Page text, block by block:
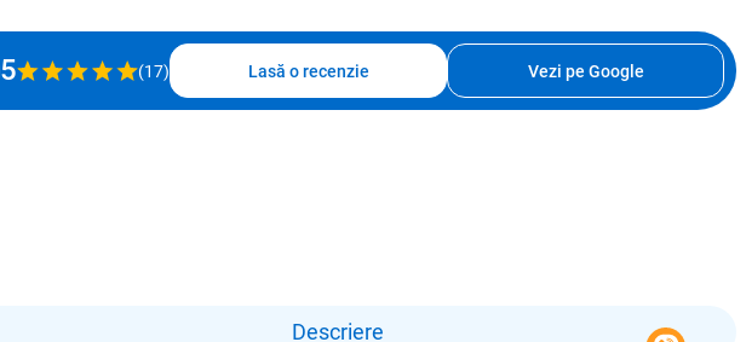
5 (17) Lasă o recenzie Vezi pe Google
Descriere